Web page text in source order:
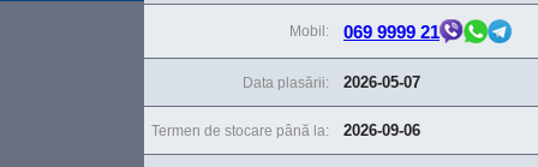
Data plasării: 2026-05-07
Termen de stocare până la: 2026-09-06
Mobil: 069 9999 21